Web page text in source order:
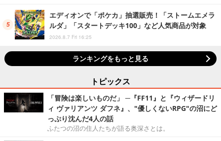
エディオンで「ポケカ」抽選販売！「ストームエメラ
ルダ」「スタートデッキ100」など人気商品が対象
2026.8.7 Fri 16:25
ランキングをもっと見る
トピックス
「冒険は楽しいものだ」 ─『FF11』と『ウィザードリ
ィ ヴァリアンツ ダフネ』、"優しくないRPG"の沼にど
っぷり沈んだ4人の話
ふたつの沼の住人たちが語る奥深さとは。